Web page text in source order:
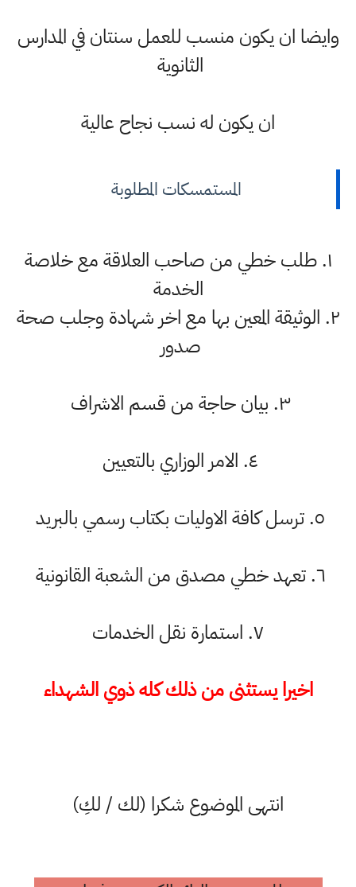
وايضا ان يكون منسب للعمل سنتان في المدارس
الثانوية
ان يكون له نسب نجاح عالية
المستمسكات المطلوبة
١. طلب خطي من صاحب العلاقة مع خلاصة
الخدمة
٢. الوثيقة المعين بها مع اخر شهادة وجلب صحة
صدور
٣. بيان حاجة من قسم الاشراف
٤. الامر الوزاري بالتعيين
٥. ترسل كافة الاوليات بكتاب رسمي بالبريد
٦. تعهد خطي مصدق من الشعبة القانونية
٧. استمارة نقل الخدمات
اخيرا يستثنى من ذلك كله ذوي الشهداء
انتهى الموضوع شكرا (لك / لكِ)